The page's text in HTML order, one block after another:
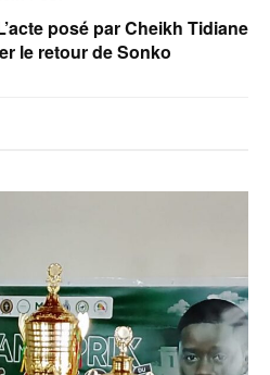
posé par Cheikh Tidiane
le retour de Sonko